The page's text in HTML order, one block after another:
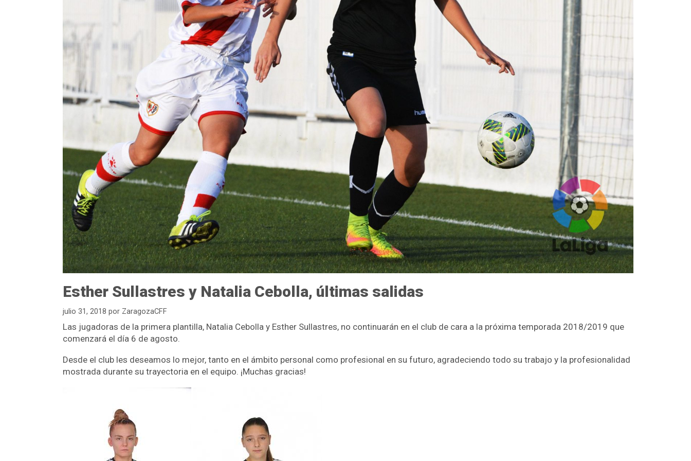
Esther Sullastres y Natalia Cebolla, últimas salidas
julio 31, 2018 por ZaragozaCFF
Las jugadoras de la primera plantilla, Natalia Cebolla y Esther Sullastres, no continuarán en el club de cara a la próxima temporada 2018/2019 que
comenzará el día 6 de agosto.
Desde el club les deseamos lo mejor, tanto en el ámbito personal como profesional en su futuro, agradeciendo todo su trabajo y la profesionalidad
mostrada durante su trayectoria en el equipo. ¡Muchas gracias!